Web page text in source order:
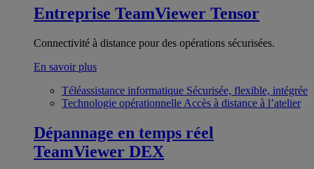
Entreprise TeamViewer Tensor
Connectivité à distance pour des opérations sécurisées.
En savoir plus
Téléassistance informatique Sécurisée, flexible, intégrée
Technologie opérationnelle Accès à distance à l’atelier
Dépannage en temps réel
TeamViewer DEX